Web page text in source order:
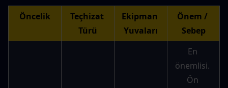
Öncelik
Teçhizat
Türü
Ekipman
Yuvaları
Önem /
Sebep
En
önemlisi.
Ön